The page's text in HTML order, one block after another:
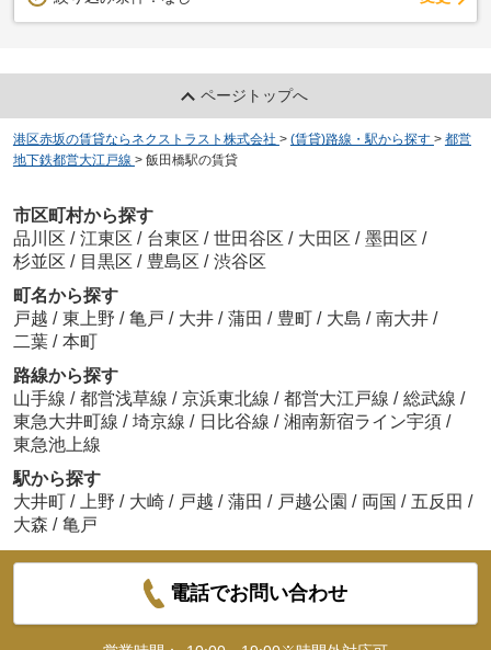
ページトップへ
港区赤坂の賃貸ならネクストラスト株式会社 > (賃貸)路線・駅から探す > 都営
地下鉄都営大江戸線 > 飯田橋駅の賃貸
市区町村から探す
品川区 / 江東区 / 台東区 / 世田谷区 / 大田区 / 墨田区 /
杉並区 / 目黒区 / 豊島区 / 渋谷区
町名から探す
戸越 / 東上野 / 亀戸 / 大井 / 蒲田 / 豊町 / 大島 / 南大井 /
二葉 / 本町
路線から探す
山手線 / 都営浅草線 / 京浜東北線 / 都営大江戸線 / 総武線 /
東急大井町線 / 埼京線 / 日比谷線 / 湘南新宿ライン宇須 /
東急池上線
駅から探す
大井町 / 上野 / 大崎 / 戸越 / 蒲田 / 戸越公園 / 両国 / 五反田 /
大森 / 亀戸
電話でお問い合わせ